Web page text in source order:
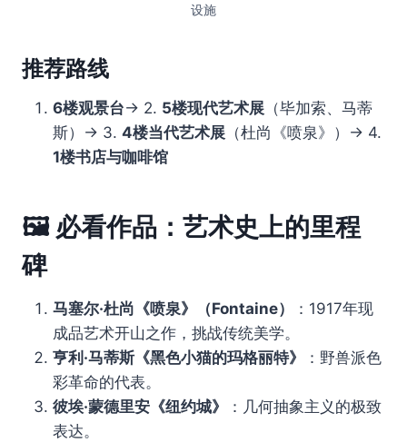
设施
推荐路线
6楼观景台→ 2. 5楼现代艺术展 （毕加索、马蒂
斯）→ 3. 4楼当代艺术展 （杜尚《喷泉》）→ 4.
1楼书店与咖啡馆
🖼️ 必看作品：艺术史上的里程
碑
马塞尔·杜尚《喷泉》（Fontaine）
：1917年现
成品艺术开山之作，挑战传统美学。
亨利·马蒂斯《黑色小猫的玛格丽特》
：野兽派色
彩革命的代表。
彼埃·蒙德里安《纽约城》
：几何抽象主义的极致
表达。